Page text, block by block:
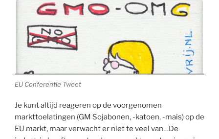
EU Conferentie Tweet
Je kunt altijd reageren op de voorgenomen
markttoelatingen (GM Sojabonen, -katoen, -mais) op de
EU markt, maar verwacht er niet te veel van…De